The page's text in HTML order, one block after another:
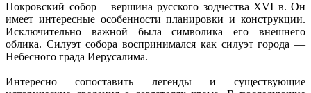
Покровский собор – вершина русского зодчества XVI в. Он
имеет интересные особенности планировки и конструкции.
Исключительно важной была символика его внешнего
облика. Силуэт собора воспринимался как силуэт города —
Небесного града Иерусалима.
Интересно сопоставить легенды и существующие